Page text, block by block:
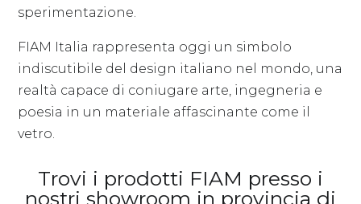
sperimentazione.
FIAM Italia rappresenta oggi un simbolo
indiscutibile del design italiano nel mondo, una
realtà capace di coniugare arte, ingegneria e
poesia in un materiale affascinante come il
vetro.
Trovi i prodotti FIAM presso i
nostri showroom in provincia di